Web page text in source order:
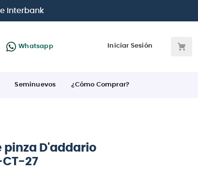
e Interbank
Whatsapp Iniciar Sesión
Seminuevos ¿Cómo Comprar?
pinza D'addario
CT-27